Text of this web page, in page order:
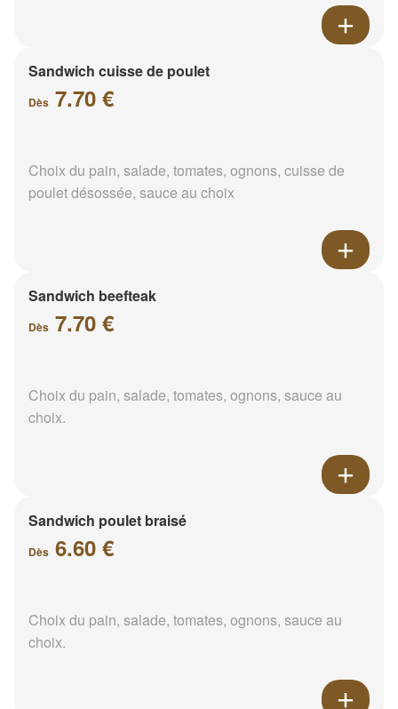
Sandwich cuisse de poulet
Dès 7.70 €
Choix du pain, salade, tomates, ognons, cuisse de
poulet désossée, sauce au choix
Sandwich beefteak
Dès 7.70 €
Choix du pain, salade, tomates, ognons, sauce au
choix.
Sandwich poulet braisé
Dès 6.60 €
Choix du pain, salade, tomates, ognons, sauce au
choix.